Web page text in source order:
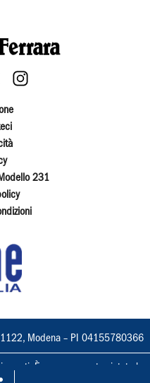
231
Modena – PI 04155780366
È espressamente vietata la